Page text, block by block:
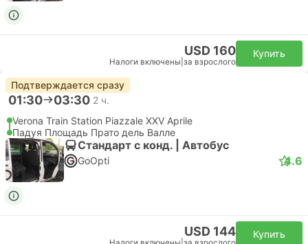
USD 160
Налоги включены за взрослого
Купить
Подтверждается сразу
01:30 03:30 2 ч.
Verona Train Station Piazzale XXV Aprile
Падуя Площадь Прато дель Валле
Стандарт с конд. | Автобус
GoOpti 4.6
USD 144 Купить